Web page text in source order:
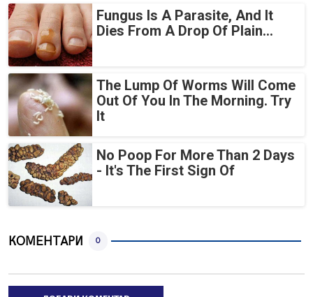
Fungus Is A Parasite, And It
Dies From A Drop Of Plain...
The Lump Of Worms Will Come
Out Of You In The Morning. Try
It
No Poop For More Than 2 Days
- It's The First Sign Of
КОМЕНТАРИ 0